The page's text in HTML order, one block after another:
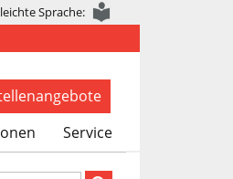
leichte Sprache:
Service